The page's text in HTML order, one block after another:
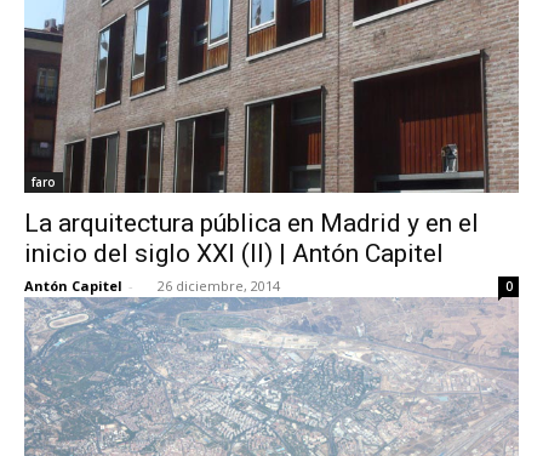
faro
La arquitectura pública en Madrid y en el
inicio del siglo XXI (II) | Antón Capitel
Antón Capitel - 26 diciembre, 2014 0